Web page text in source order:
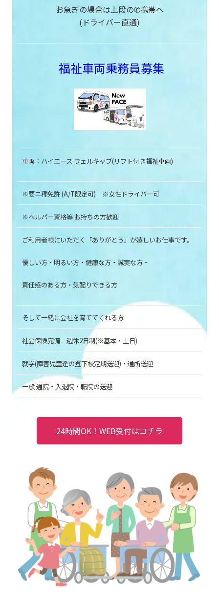
お急ぎの場合は上段の✆携帯へ
(ドライバー直通)
福祉車両乗務員募集
車両：ハイエース ウェルキャブ(リフト付き福祉車両)
※要ニ種免許 (A/T限定可) ※女性ドライバー可
※ヘルパー資格等 お持ちの方歓迎
ご利用者様にいただく 「ありがとう」が嬉しいお仕事です。
優しい方・明るい方・健康な方・誠実な方・
責任感のある方・気配りできる方
そして一緒に会社を育ててくれる方
社会保険完備 週休2日制(※基本・土日)
就学(障害児童達の登下校定期送迎)・通所送迎
一般 通院・入退院・転院の送迎
24時間OK！WEB受付はコチラ